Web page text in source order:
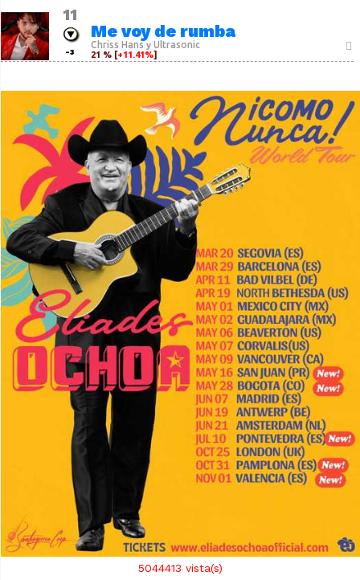
11
-3
Me voy de rumba
Chriss Hans yUltrasonic
21 % [+11.41%]
5044413 vista(s)